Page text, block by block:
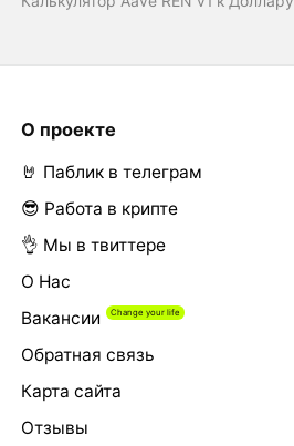
О проекте
🤘 Паблик в телеграм
😎 Работа в крипте
👌 Мы в твиттере
О Нас
Вакансии
Обратная связь
Карта сайта
Отзывы